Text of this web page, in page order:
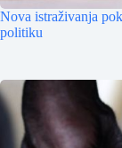
Nova istraživanja
politiku